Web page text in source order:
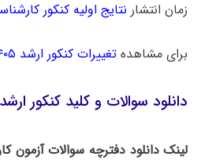
زمان انتشار نتایج اولیه کنکور
برای مشاهده تغییرات کنکور ارشد ۱۴۰۵
دانلود سوالات و کلید کنکور
لینک دانلود دفترچه سوالات